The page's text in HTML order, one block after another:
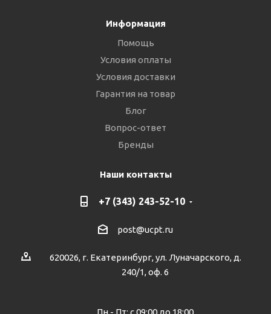
Информация
Помощь
Условия оплаты
Условия доставки
Гарантия на товар
Блог
Вопрос-ответ
Бренды
Наши контакты
+7 (343) 243-52-10
post@ucpt.ru
620026, г. Екатеринбург, ул. Луначарского, д.
240/1, оф. 6
Пн - Пт: с 09:00 до 18:00